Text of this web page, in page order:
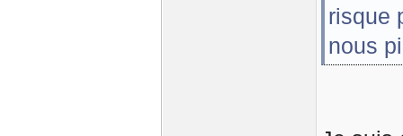
risque
nous